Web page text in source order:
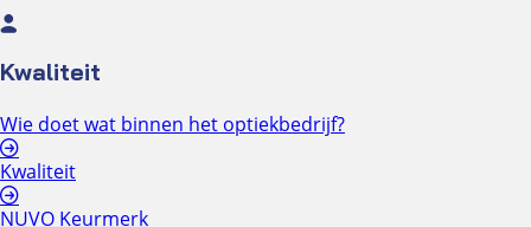
Kwaliteit
Wie doet wat binnen het optiekbedrijf?
Kwaliteit
NUVO Keurmerk